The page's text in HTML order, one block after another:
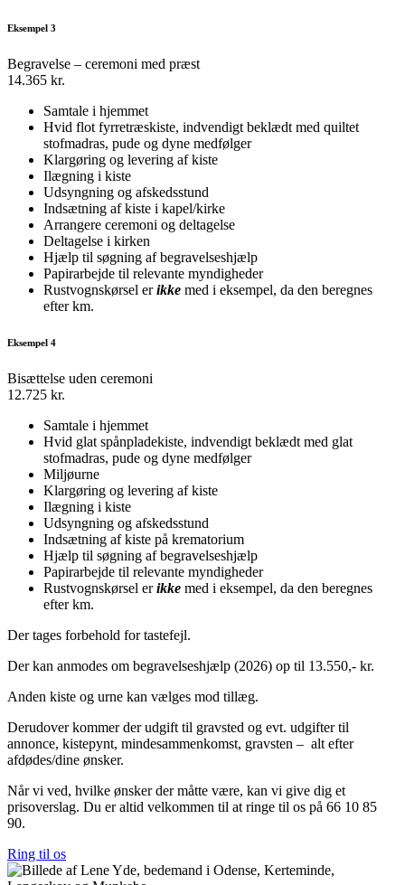
Eksempel 3
Begravelse – ceremoni med præst
14.365 kr.
Samtale i hjemmet
Hvid flot fyrretræskiste, indvendigt beklædt med quiltet
stofmadras, pude og dyne medfølger
Klargøring og levering af kiste
Ilægning i kiste
Udsyngning og afskedsstund
Indsætning af kiste i kapel/kirke
Arrangere ceremoni og deltagelse
Deltagelse i kirken
Hjælp til søgning af begravelseshjælp
Papirarbejde til relevante myndigheder
Rustvognskørsel erikke med i eksempel, da den beregnes
efter km.
Eksempel 4
Bisættelse uden ceremoni
12.725 kr.
Samtale i hjemmet
Hvid glat spånpladekiste, indvendigt beklædt med glat
stofmadras, pude og dyne medfølger
Miljøurne
Klargøring og levering af kiste
Ilægning i kiste
Udsyngning og afskedsstund
Indsætning af kiste på krematorium
Hjælp til søgning af begravelseshjælp
Papirarbejde til relevante myndigheder
Rustvognskørsel erikke med i eksempel, da den beregnes
efter km.
Der tages forbehold for tastefejl.
Der kan anmodes om begravelseshjælp (2026) op til 13.550,- kr.
Anden kiste og urne kan vælges mod tillæg.
Derudover kommer der udgift til gravsted og evt. udgifter til
annonce, kistepynt, mindesammenkomst, gravsten – alt efter
afdødes/dine ønsker.
Når vi ved, hvilke ønsker der måtte være, kan vi give dig et
prisoverslag. Du er altid velkommen til at ringe til os på 66 10 85
90.
Ring til os